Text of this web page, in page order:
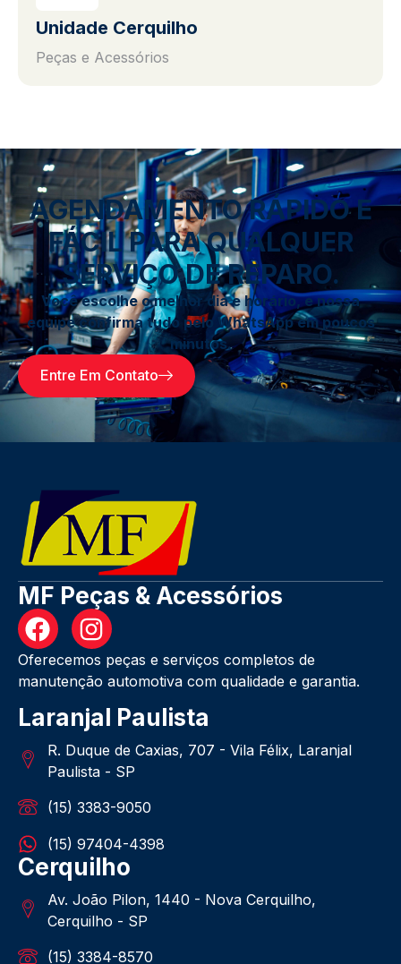
Unidade Cerquilho
Peças e Acessórios
AGENDAMENTO RÁPIDO E
FÁCIL PARA QUALQUER
SERVIÇO DE REPARO.
Você escolhe o melhor dia e horário, e nossa
equipe confirma tudo pelo WhatsApp em poucos
minutos.
Entre Em Contato
MF Peças & Acessórios
Oferecemos peças e serviços completos de
manutenção automotiva com qualidade e garantia.
Laranjal Paulista
R. Duque de Caxias, 707 - Vila Félix, Laranjal
Paulista - SP
(15) 3383-9050
(15) 97404-4398
Cerquilho
Av. João Pilon, 1440 - Nova Cerquilho,
Cerquilho - SP
(15) 3384-8570